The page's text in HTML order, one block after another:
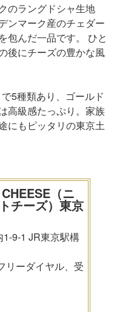
のラングドシャ生地
ンマーク産のチェダー
包んだ一品です。 ひと
後にチーズの豊かな風
5種類あり、ゴールド
高級感たっぷり。家族
にもピッタリの東京土
（ニ
チーズ）東京
9-1 JR東京駅構
リーダイヤル、受